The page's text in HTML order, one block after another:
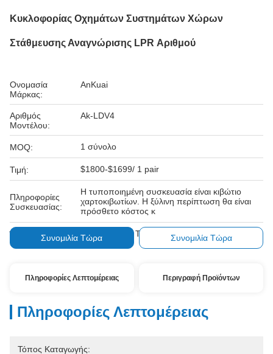
Κυκλοφορίας Οχημάτων Συστημάτων Χώρων
Στάθμευσης Αναγνώρισης LPR Αριθμού
Ονομασία
Μάρκας:
AnKuai
Αριθμός
Μοντέλου:
Ak-LDV4
MOQ: 1 σύνολο
Τιμή: $1800-$1699/ 1 pair
Πληροφορίες
Συσκευασίας:
Η τυποποιημένη συσκευασία είναι κιβώτιο
χαρτοκιβωτίων. Η ξύλινη περίπτωση θα είναι
πρόσθετο κόστος κ
Όροι Πληρωμής: L/C, D/A, D/P, T/T, Western Union
Συνομιλία Τώρα Συνομιλία Τώρα
Πληροφορίες Λεπτομέρειας Περιγραφή Προϊόντων
Πληροφορίες Λεπτομέρειας
Τόπος Καταγωγής: